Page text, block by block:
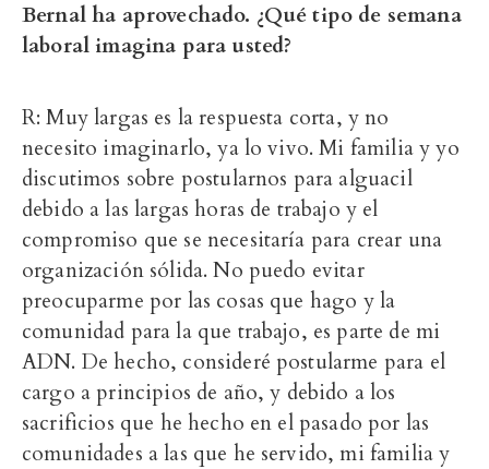
Bernal ha aprovechado. ¿Qué tipo de semana
laboral imagina para usted?
R: Muy largas es la respuesta corta, y no
necesito imaginarlo, ya lo vivo. Mi familia y yo
discutimos sobre postularnos para alguacil
debido a las largas horas de trabajo y el
compromiso que se necesitaría para crear una
organización sólida. No puedo evitar
preocuparme por las cosas que hago y la
comunidad para la que trabajo, es parte de mi
ADN. De hecho, consideré postularme para el
cargo a principios de año, y debido a los
sacrificios que he hecho en el pasado por las
comunidades a las que he servido, mi familia y